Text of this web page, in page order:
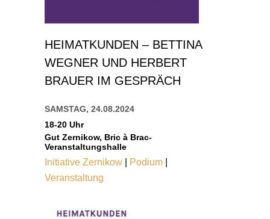
HEIMATKUNDEN – BETTINA
WEGNER UND HERBERT
BRAUER IM GESPRÄCH
SAMSTAG, 24.08.2024
18-20 Uhr
Gut Zernikow, Bric à Brac-
Veranstaltungshalle
Initiative Zernikow Podium
Veranstaltung